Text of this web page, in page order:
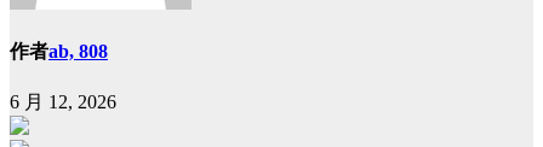
作者ab, 808
6 月 12, 2026